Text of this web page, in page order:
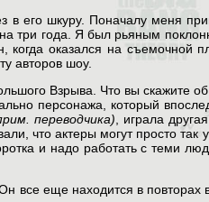
его шкуру. Поначалу меня
три года. Я был рьяным
оказался на съемочной
авторов шоу.
Взрыва. Что вы скажите об
персонажа, который
переводчика), играла
что актеры могут просто так
и надо работать с теми
все еще находится в